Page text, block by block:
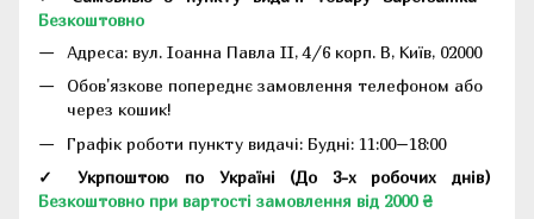
Безкоштовно
Адреса: вул. Іоанна Павла II, 4/6 корп. В, Київ, 02000
Обов'язкове попереднє замовлення телефоном або
через кошик!
Графік роботи пункту видачі: Будні: 11:00–18:00
✓ Укрпоштою по Україні (До 3-х робочих днів)
Безкоштовно при вартості замовлення від 2000 ₴